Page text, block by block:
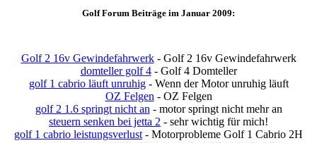
Golf Forum Beiträge im Januar 2009:
Golf 2 16v Gewindefahrwerk- Golf 2 16v Gewindefahrwerk
domteller golf 4- Golf 4 Domteller
golf 1 cabrio läuft unruhig- Wenn der Motor unruhig läuft
OZ Felgen - OZ Felgen
golf 2 1.6 springt nicht an - motor springt nicht mehr an
steuern senken bei jetta 2 - sehr wichtig für mich!
golf 1 cabrio leistungsverlust - Motorprobleme Golf 1 Cabrio 2H